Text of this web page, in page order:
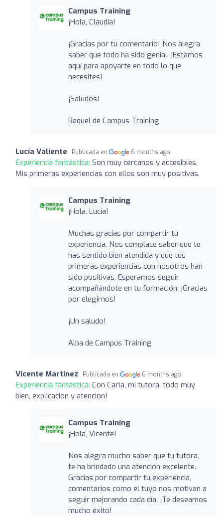
Campus Training
¡Hola, Claudia!
¡Gracias por tu comentario! Nos alegra
saber que todo ha sido genial. ¡Estamos
aquí para apoyarte en todo lo que
necesites!
¡Saludos!
Raquel de Campus Training
Lucía Valiente Publicada en 6 months ago
Experiencia fantástica: Son muy cercanos y accesibles.
Mis primeras experiencias con ellos son muy positivas.
Campus Training
¡Hola, Lucía!
Muchas gracias por compartir tu
experiencia. Nos complace saber que te
has sentido bien atendida y que tus
primeras experiencias con nosotros han
sido positivas. Esperamos seguir
acompañándote en tu formación. ¡Gracias
por elegirnos!
¡Un saludo!
Alba de Campus Training
Vicente Martinez Publicada en 6 months ago
Experiencia fantástica: Con Carla, mi tutora, todo muy
bien, explicacion y atencion!
Campus Training
¡Hola, Vicente!
Nos alegra mucho saber que tu tutora,
te ha brindado una atención excelente.
Gracias por compartir tu experiencia,
comentarios como el tuyo nos motivan a
seguir mejorando cada día. ¡Te deseamos
mucho éxito!